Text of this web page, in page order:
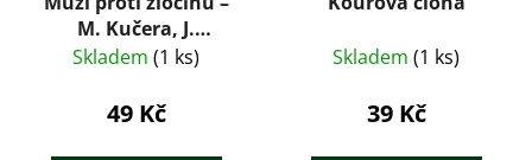
M. Kučera, J.
Kratochvíl, J.
Skladem (1 ks)
49 Kč
Skladem (1 ks)
39 Kč